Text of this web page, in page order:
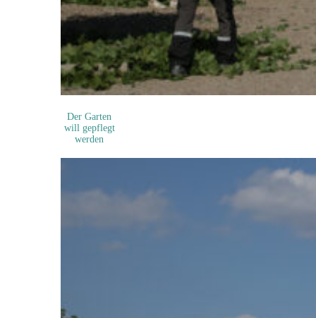
Der Garten
will gepflegt
werden